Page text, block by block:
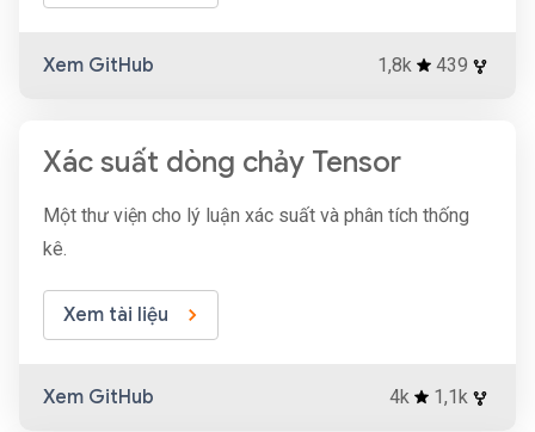
Xem GitHub 1,8k 439
Xác suất dòng chảy Tensor
Một thư viện cho lý luận xác suất và phân tích thống
kê.
Xem tài liệu
Xem GitHub 4k 1,1k